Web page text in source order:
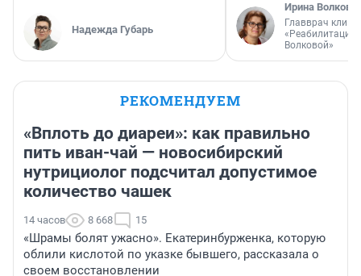
Надежда Губарь
Ирина Волкова
Главврач
«Реабилитация
Волковой»
РЕКОМЕНДУЕМ
«Вплоть до диареи»: как правильно
пить иван-чай — новосибирский
нутрициолог подсчитал допустимое
количество чашек
14 часов 8 668 15
«Шрамы болят ужасно». Екатеринбурженка, которую
облили кислотой по указке бывшего, рассказала о
своем восстановлении